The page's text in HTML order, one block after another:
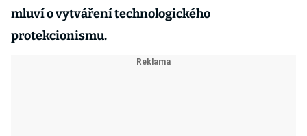
mluví o vytváření technologického
protekcionismu.